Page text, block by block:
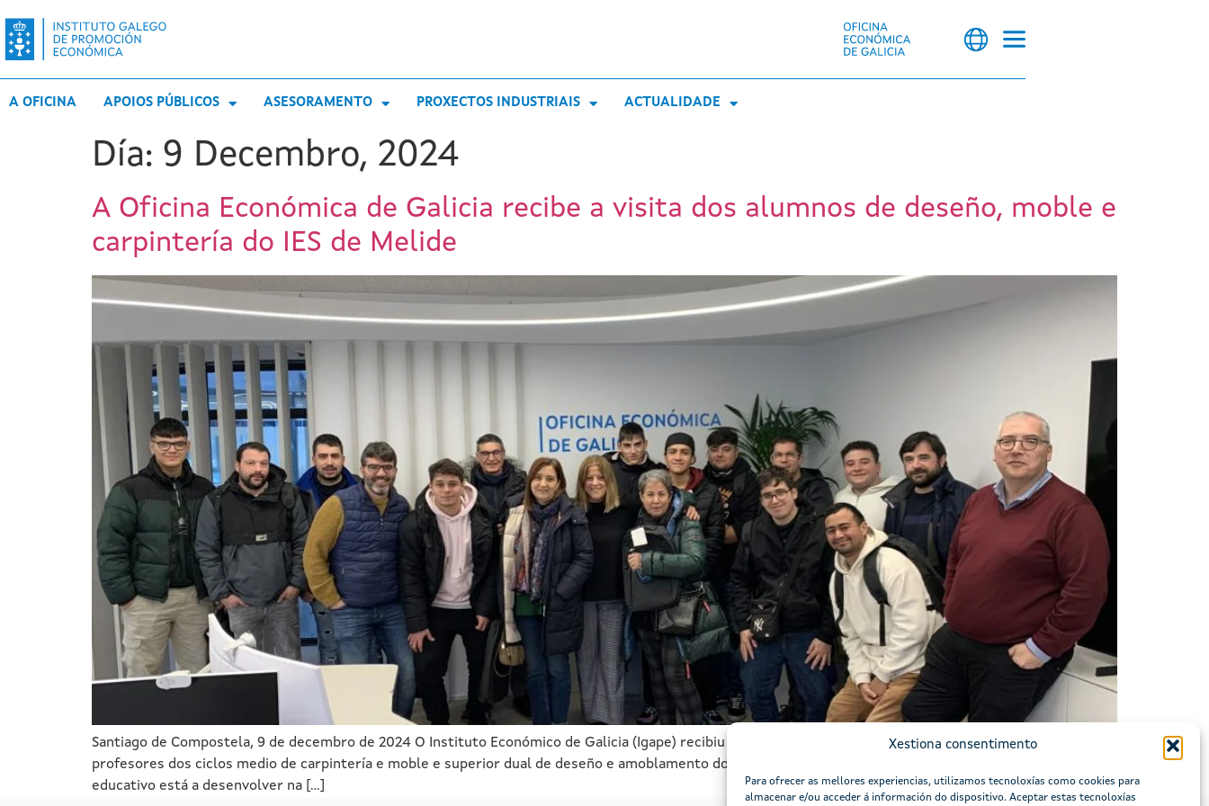
Xestiona consentimento
Para ofrecer as mellores experiencias, utilizamos tecnoloxías como cookies para
almacenar e/ou acceder á información do dispositivo. Aceptar estas tecnoloxías
A OFICINA APOIOS PÚBLICOS ASESORAMENTO PROXECTOS INDUSTRIAIS ACTUALIDADE
Día: 9 Decembro, 2024
A Oficina Económica de Galicia recibe a visita dos alumnos de deseño, moble e
carpintería do IES de Melide
Santiago de Compostela, 9 de decembro de 2024 O Instituto Económico de Galicia (Igape) recibiu esta mañá a visita dunha vintena de estudantes e
profesores dos ciclos medio de carpintería e moble e superior dual de deseño e amoblamento do IES de Melide, no marco das actividades que este centro
educativo está a desenvolver na […]